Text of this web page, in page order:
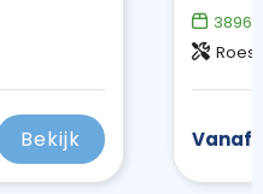
Bekijk
38969
Vanaf